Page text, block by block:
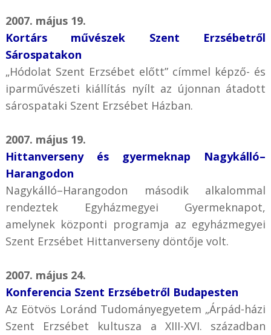
2007. május 19.
Kortárs művészek Szent Erzsébetről
Sárospatakon
„Hódolat Szent Erzsébet előtt” címmel képző- és
iparművészeti kiállítás nyílt az újonnan átadott
sárospataki Szent Erzsébet Házban.
2007. május 19.
Hittanverseny és gyermeknap Nagykálló–
Harangodon
Nagykálló–Harangodon második alkalommal
rendeztek Egyházmegyei Gyermeknapot,
amelynek központi programja az egyházmegyei
Szent Erzsébet Hittanverseny döntője volt.
2007. május 24.
Konferencia Szent Erzsébetről Budapesten
Az Eötvös Loránd Tudományegyetem „Árpád-házi
Szent Erzsébet kultusza a XIII-XVI. században